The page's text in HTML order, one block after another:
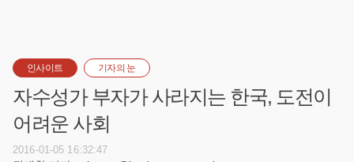
인사이트 기자의 눈
자수성가 부자가 사라지는 한국, 도전이
어려운 사회
2016-01-05 16:32:47